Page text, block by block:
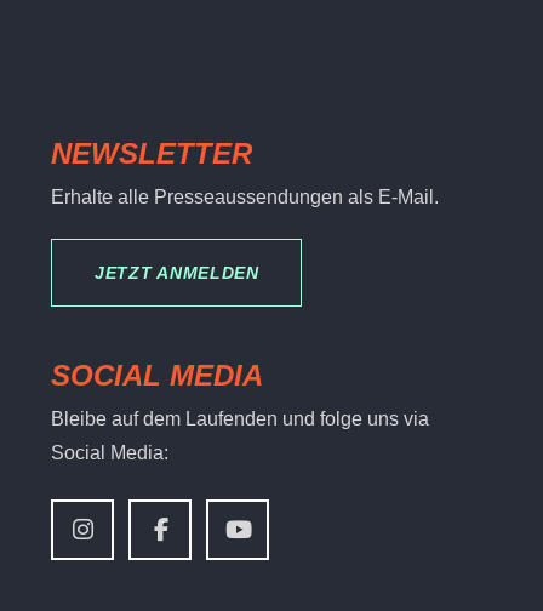
NEWSLETTER
Erhalte alle Presseaussendungen als E-Mail.
JETZT ANMELDEN
SOCIAL MEDIA
Bleibe auf dem Laufenden und folge uns via
Social Media: